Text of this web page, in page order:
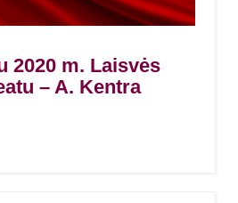
2020 m. Laisvės
– A. Kentra